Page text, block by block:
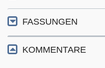
FASSUNGEN
KOMMENTARE